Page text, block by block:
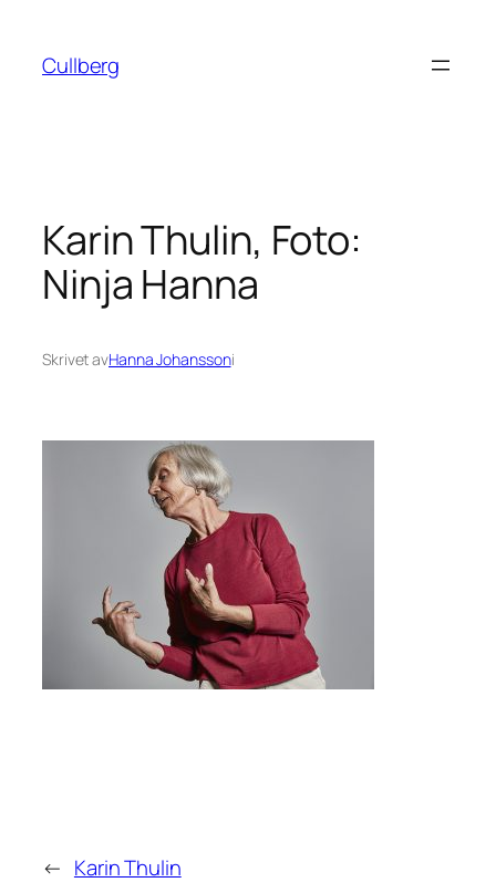
innehåll
Cullberg
Karin Thulin, Foto:
Ninja Hanna
Skrivet avHanna Johanssoni
← Karin Thulin